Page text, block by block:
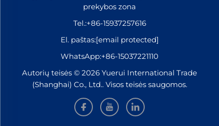
prekybos zona
Tel.:+86-15937257616
El. paštas:[email protected]
WhatsApp:+86-15037221110
Autorių teisės © 2026 Yuerui International Trade
(Shanghai) Co., Ltd.. Visos teisės saugomos.